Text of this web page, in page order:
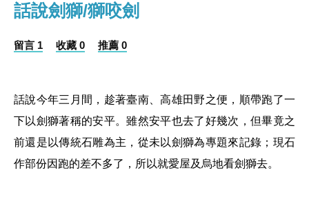
話說劍獅/獅咬劍
留言 1 收藏 0 推薦 0
話說今年三月間，趁著臺南、高雄田野之便，順帶跑了一
下以劍獅著稱的安平。雖然安平也去了好幾次，但畢竟之
前還是以傳統石雕為主，從未以劍獅為專題來記錄；現石
作部份因跑的差不多了，所以就愛屋及烏地看劍獅去。